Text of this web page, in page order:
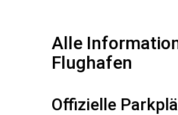
Alle
Flughafen
Offizielle